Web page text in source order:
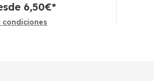
6,50€*
condiciones